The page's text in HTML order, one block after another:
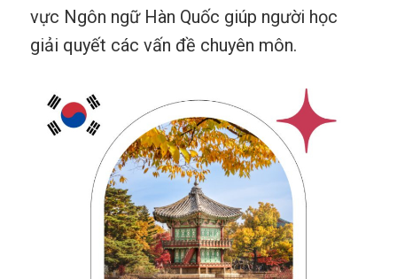
vực Ngôn ngữ Hàn Quốc giúp người học
giải quyết các vấn đề chuyên môn.